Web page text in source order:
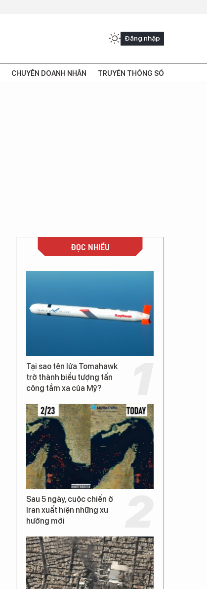
Đăng nhập
CHUYỆN DOANH NHÂN TRUYỀN THÔNG SỐ
ĐỌC NHIỀU
Tại sao tên lửa Tomahawk
trở thành biểu tượng tấn
công tầm xa của Mỹ?
Sau 5 ngày, cuộc chiến ở
Iran xuất hiện những xu
hướng mới